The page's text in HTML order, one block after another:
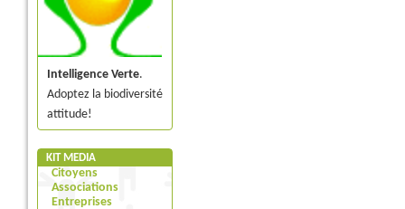
Intelligence Verte.
Adoptez la biodiversité
attitude!
KIT MEDIA
Citoyens
Associations
Entreprises